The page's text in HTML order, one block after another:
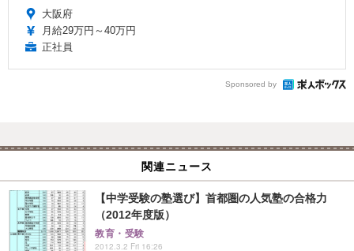
大阪府
月給29万円～40万円
正社員
Sponsored by
関連ニュース
【中学受験の塾選び】首都圏の人気塾の合格力
（2012年度版）
教育・受験
2012.3.2 Fri 16:26